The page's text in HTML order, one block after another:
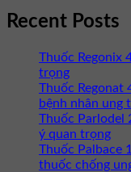
Recent Posts
Thuốc Regonix
trọng
Thuốc Regonat
bệnh nhân ung
Thuốc Parlodel
ý quan trọng
Thuốc Palbace
thuốc chống